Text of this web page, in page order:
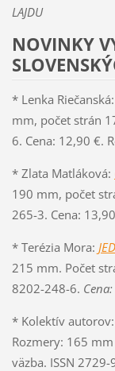
LAJDU
NOVINKY
* Lenka Riečanská:
mm, počet strán
6. Cena: 12,90 €.
* Zlata Matláková:
190 mm, počet
265-3. Cena:
* Terézia Mora:
215 mm. Počet
8202-248-6.
* Kolektív autorov:
Rozmery: 165
väzba. ISSN